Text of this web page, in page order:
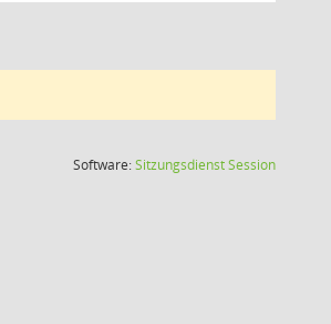
Software:SitzungsdienstSession(Wird in